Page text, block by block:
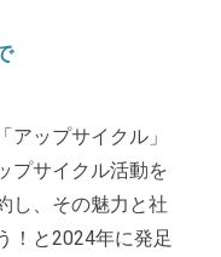
アップサイクル」
プサイクル活動を
し、その魅力と社
！と2024年に発足